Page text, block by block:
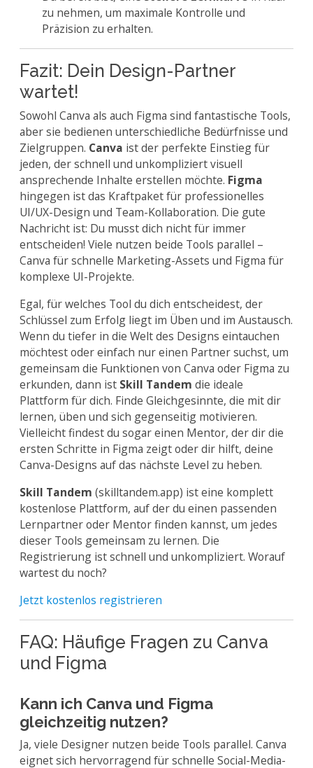
zu nehmen, um maximale Kontrolle und
Präzision zu erhalten.
Fazit: Dein Design-Partner
wartet!
Sowohl Canva als auch Figma sind fantastische Tools,
aber sie bedienen unterschiedliche Bedürfnisse und
Zielgruppen. Canva ist der perfekte Einstieg für
jeden, der schnell und unkompliziert visuell
ansprechende Inhalte erstellen möchte. Figma
hingegen ist das Kraftpaket für professionelles
UI/UX-Design und Team-Kollaboration. Die gute
Nachricht ist: Du musst dich nicht für immer
entscheiden! Viele nutzen beide Tools parallel –
Canva für schnelle Marketing-Assets und Figma für
komplexe UI-Projekte.
Egal, für welches Tool du dich entscheidest, der
Schlüssel zum Erfolg liegt im Üben und im Austausch.
Wenn du tiefer in die Welt des Designs eintauchen
möchtest oder einfach nur einen Partner suchst, um
gemeinsam die Funktionen von Canva oder Figma zu
erkunden, dann ist Skill Tandem die ideale
Plattform für dich. Finde Gleichgesinnte, die mit dir
lernen, üben und sich gegenseitig motivieren.
Vielleicht findest du sogar einen Mentor, der dir die
ersten Schritte in Figma zeigt oder dir hilft, deine
Canva-Designs auf das nächste Level zu heben.
Skill Tandem (skilltandem.app) ist eine komplett
kostenlose Plattform, auf der du einen passenden
Lernpartner oder Mentor finden kannst, um jedes
dieser Tools gemeinsam zu lernen. Die
Registrierung ist schnell und unkompliziert. Worauf
wartest du noch?
Jetzt kostenlos registrieren
FAQ: Häufige Fragen zu Canva
und Figma
Kann ich Canva und Figma
gleichzeitig nutzen?
Ja, viele Designer nutzen beide Tools parallel. Canva
eignet sich hervorragend für schnelle Social-Media-